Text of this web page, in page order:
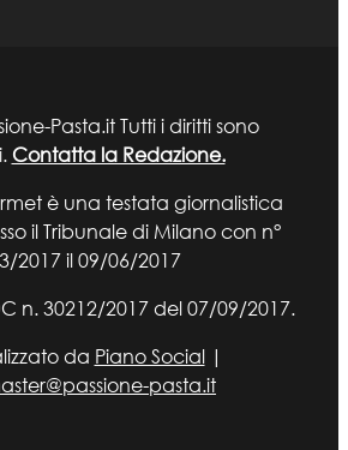
Pasta.it Tutti i diritti sono
Contatta la Redazione.
è una testata giornalistica
il Tribunale di Milano con n°
2017 il 09/06/2017
n. 30212/2017 del 07/09/2017.
da Piano Social|
pasta.it